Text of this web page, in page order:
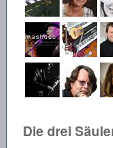
Die drei